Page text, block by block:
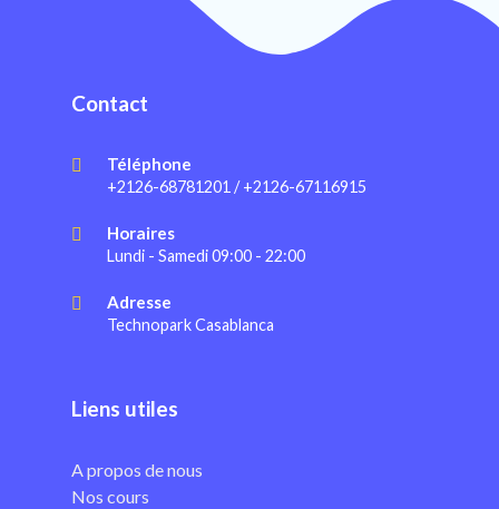
Contact
Téléphone
+2126-68781201 / +2126-67116915
Horaires
Lundi - Samedi 09:00 - 22:00
Adresse
Technopark Casablanca
Liens utiles
A propos de nous
Nos cours